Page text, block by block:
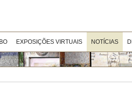
EXPOSIÇÕES VIRTUAIS NOTÍCIAS